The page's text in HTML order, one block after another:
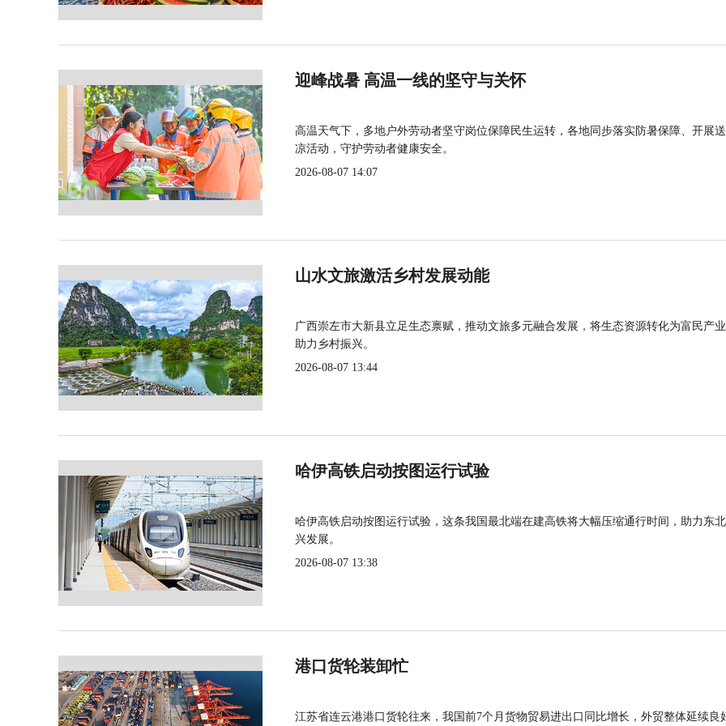
迎峰战暑 高温一线的坚守与关怀
高温天气下，多地户外劳动者坚守岗位保障民生运转，各地同步落实防暑保障、开展
凉活动，守护劳动者健康安全。
2026-08-07 14:07
山水文旅激活乡村发展动能
广西崇左市大新县立足生态禀赋，推动文旅多元融合发展，将生态资源转化为富民产
助力乡村振兴。
2026-08-07 13:44
哈伊高铁启动按图运行试验
哈伊高铁启动按图运行试验，这条我国最北端在建高铁将大幅压缩通行时间，助力东
兴发展。
2026-08-07 13:38
港口货轮装卸忙
江苏省连云港港口货轮往来，我国前7个月货物贸易进出口同比增长，外贸整体延续良